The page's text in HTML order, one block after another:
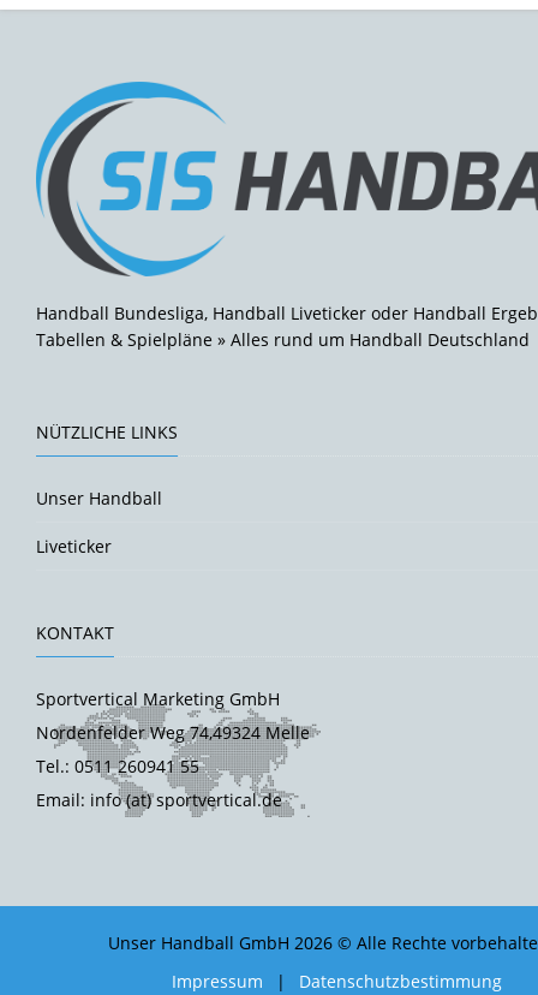
Handball Bundesliga, Handball Liveticker oder Handball
Tabellen & Spielpläne » Alles rund um Handball Deutschland
NÜTZLICHE LINKS
Unser Handball
Liveticker
KONTAKT
Sportvertical Marketing GmbH
Nordenfelder Weg 74,49324 Melle
Tel.: 0511 260941 55
Email: info (at) sportvertical.de
Unser Handball GmbH 2026 © Alle Rechte
Impressum
| Datenschutzbestimmung